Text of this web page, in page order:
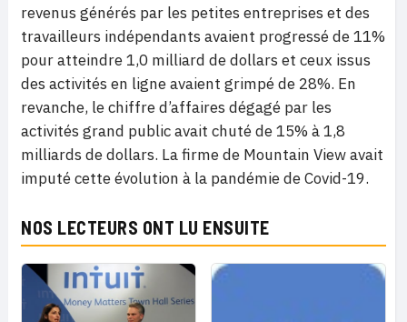
revenus générés par les petites entreprises et des
travailleurs indépendants avaient progressé de 11%
pour atteindre 1,0 milliard de dollars et ceux issus
des activités en ligne avaient grimpé de 28%. En
revanche, le chiffre d’affaires dégagé par les
activités grand public avait chuté de 15% à 1,8
milliards de dollars. La firme de Mountain View avait
imputé cette évolution à la pandémie de Covid-19.
NOS LECTEURS ONT LU ENSUITE